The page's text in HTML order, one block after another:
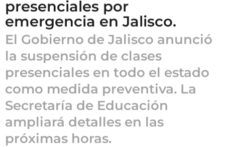
s
e
a
g
o
6
m
e
e
s
presenciales por
emergencia en Jalisco.
El Gobierno de Jalisco anunció
la suspensión de clases
presenciales en todo el estado
como medida preventiva. La
Secretaría de Educación
ampliará detalles en las
próximas horas.